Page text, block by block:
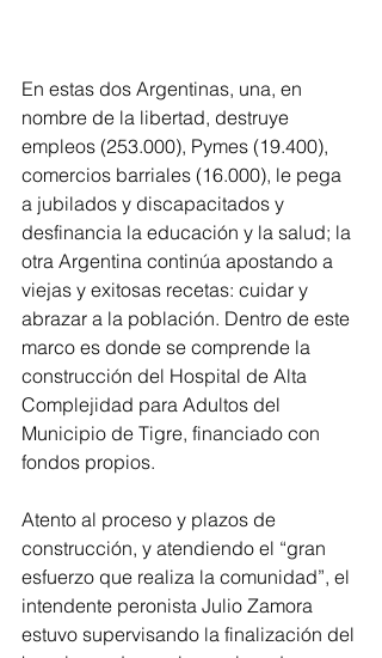
En estas dos Argentinas, una, en
nombre de la libertad, destruye
empleos (253.000), Pymes (19.400),
comercios barriales (16.000), le pega
a jubilados y discapacitados y
desfinancia la educación y la salud; la
otra Argentina continúa apostando a
viejas y exitosas recetas: cuidar y
abrazar a la población. Dentro de este
marco es donde se comprende la
construcción del Hospital de Alta
Complejidad para Adultos del
Municipio de Tigre, financiado con
fondos propios.
Atento al proceso y plazos de
construcción, y atendiendo el “gran
esfuerzo que realiza la comunidad”, el
intendente peronista Julio Zamora
estuvo supervisando la finalización del